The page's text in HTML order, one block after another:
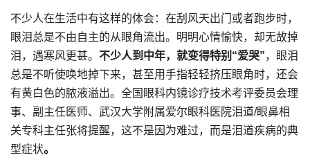
不少人在生活中有这样的体会：在刮风天出门或者跑步时，
眼泪总是不由自主的从眼角流出。明明心情愉快，却无故掉
泪，遇寒风更甚。 不少人到中年，就变得特别“爱哭”，眼泪
总是不听使唤地掉下来，甚至用手指轻轻挤压眼角时，还会
有黄白色的脓液溢出。全国眼科内镜诊疗技术考评委员会理
事、副主任医师、武汉大学附属爱尔眼科医院泪道/眼鼻相
关专科主任张将提醒，这不是因为难过，而是泪道疾病的典
型症状。